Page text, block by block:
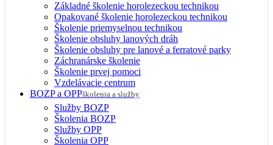
Základné školenie horolezeckou technikou
Opakované školenie horolezeckou technikou
Školenie priemyselnou technikou
Školenie obsluhy lanových dráh
Školenie obsluhy pre lanové a ferratové parky
Záchranárske školenie
Školenie prvej pomoci
Vzdelávacie centrum
BOZP a OPPškolenia a služby
Služby BOZP
Školenia BOZP
Služby OPP
Školenia OPP